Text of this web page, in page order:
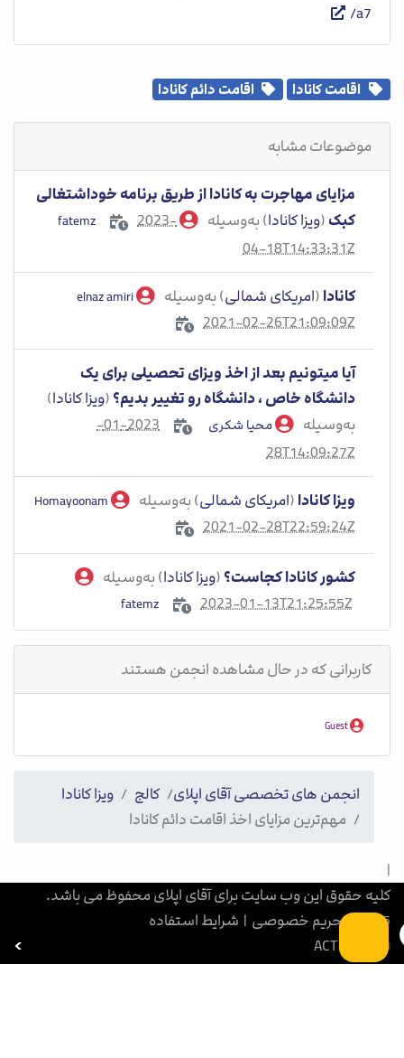
a7/
اقامت کانادا اقامت دائم کانادا
موضوعات مشابه
مزایای مهاجرت به کانادا از طریق برنامه خوداشتغالی
کبک (ویزا کانادا) به‌وسیله
2023-
04-18T14:33:31Z
کانادا (امریکای شمالی) به‌وسیله
2021-02-26T21:09:09Z
آیا میتونیم بعد از اخذ ویزای تحصیلی برای یک
دانشگاه خاص ، دانشگاه رو تغییر بدیم؟ (ویزا کانادا)
به‌وسیله
محیا شکری
2023-01-
28T14:09:27Z
ویزا کانادا (امریکای شمالی) به‌وسیله
2021-02-28T22:59:24Z
کشور کانادا کجاست؟ (ویزا کانادا) به‌وسیله
2023-01-13T21:25:55Z
کاربرانی که در حال مشاهده انجمن هستند
انجمن های تخصصی آقای اپلای کالج
ویزا کانادا
مهم‌ترین مزایای اخذ اقامت دائم کانادا
|
کلیه حقوق این وب سایت برای آقای اپلای محفوظ می باشد.
1405
| حریم خصوصی | شرایط استفاده
آزمون ACT
بورسیه تحصیلی